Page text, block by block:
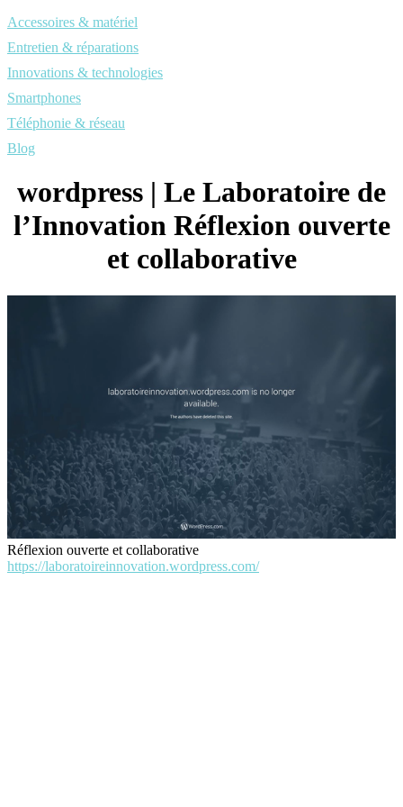
Accessoires & matériel
Entretien & réparations
Innovations & technologies
Smartphones
Téléphonie & réseau
Blog
wordpress | Le Laboratoire de
l’Innovation Réflexion ouverte
et col­laborati­ve
Réflexion ouverte et collaborative
https://laboratoireinnovation.wordpress.com/